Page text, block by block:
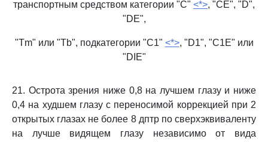
транспортным средством категории "C" <*>, "CE", "D",
"DE",
"Tm" или "Tb", подкатегории "C1" <*>, "D1", "C1E" или
"DIE"
21. Острота зрения ниже 0,8 на лучшем глазу и ниже
0,4 на худшем глазу с переносимой коррекцией при 2
открытых глазах не более 8 дптр по сверхэквиваленту
на лучше видящем глазу независимо от вида